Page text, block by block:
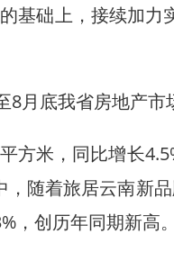
基础上，接续加
底我省房地产市场
，同比增长
随着旅居云南新
，创历年同期新高。